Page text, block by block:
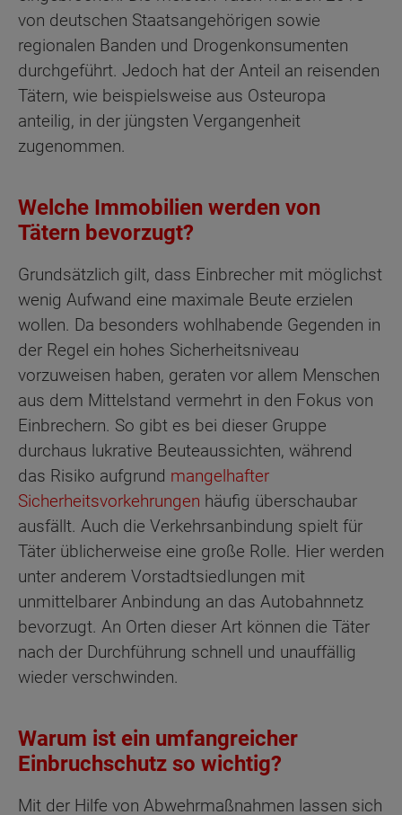
von deutschen Staatsangehörigen sowie
regionalen Banden und Drogenkonsumenten
durchgeführt. Jedoch hat der Anteil an reisenden
Tätern, wie beispielsweise aus Osteuropa
anteilig, in der jüngsten Vergangenheit
zugenommen.
Welche Immobilien werden von
Tätern bevorzugt?
Grundsätzlich gilt, dass Einbrecher mit möglichst
wenig Aufwand eine maximale Beute erzielen
wollen. Da besonders wohlhabende Gegenden in
der Regel ein hohes Sicherheitsniveau
vorzuweisen haben, geraten vor allem Menschen
aus dem Mittelstand vermehrt in den Fokus von
Einbrechern. So gibt es bei dieser Gruppe
durchaus lukrative Beuteaussichten, während
das Risiko aufgrund mangelhafter
Sicherheitsvorkehrungen häufig überschaubar
ausfällt. Auch die Verkehrsanbindung spielt für
Täter üblicherweise eine große Rolle. Hier werden
unter anderem Vorstadtsiedlungen mit
unmittelbarer Anbindung an das Autobahnnetz
bevorzugt. An Orten dieser Art können die Täter
nach der Durchführung schnell und unauffällig
wieder verschwinden.
Warum ist ein umfangreicher
Einbruchschutz so wichtig?
Mit der Hilfe von Abwehrmaßnahmen lassen sich